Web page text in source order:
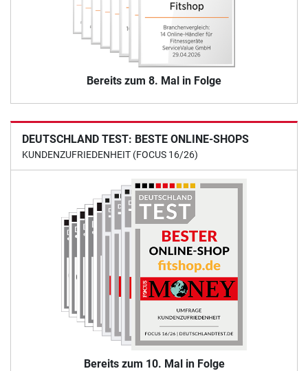
Bereits zum 8. Mal in Folge
DEUTSCHLAND TEST: BESTE ONLINE-SHOPS
KUNDENZUFRIEDENHEIT (FOCUS 16/26)
Bereits zum 10. Mal in Folge